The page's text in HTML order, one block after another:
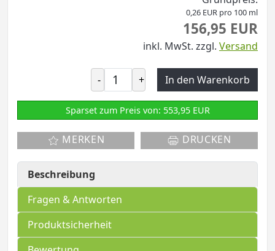
0,26 EUR pro 100 ml
156,95 EUR
inkl. MwSt. zzgl. Versand
- + In den Warenkorb
Sparset zum Preis von: 553,95 EUR
MERKEN DRUCKEN
Beschreibung
Fragen & Antworten
Produktsicherheit